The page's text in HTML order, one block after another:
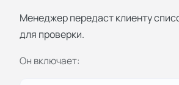
Менеджер передаст клиенту
для проверки.
Он включает: